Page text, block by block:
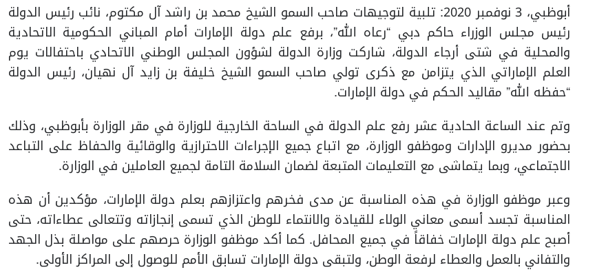
أبوظبي، 3 نوفمبر 2020: تلبية لتوجيهات صاحب السمو الشيخ محمد بن راشد آل مكتوم، نائب رئيس الدولة
رئيس مجلس الوزراء حاكم دبي “رعاه الله”، برفع علم دولة الإمارات أمام المباني الحكومية الاتحادية
والمحلية في شتى أرجاء الدولة، شاركت وزارة الدولة لشؤون المجلس الوطني الاتحادي باحتفالات يوم
العلم الإماراتي الذي يتزامن مع ذكرى تولي صاحب السمو الشيخ خليفة بن زايد آل نهيان، رئيس الدولة
“حفظه الله” مقاليد الحكم في دولة الإمارات.
وتم عند الساعة الحادية عشر رفع علم الدولة في الساحة الخارجية للوزارة في مقر الوزارة بأبوظبي، وذلك
بحضور مديرو الإدارات وموظفو الوزارة، مع اتباع جميع الإجراءات الاحترازية والوقائية والحفاظ على التباعد
الاجتماعي، وبما يتماشى مع التعليمات المتبعة لضمان السلامة التامة لجميع العاملين في الوزارة.
وعبر موظفو الوزارة في هذه المناسبة عن مدى فخرهم واعتزازهم بعلم دولة الإمارات، مؤكدين أن هذه
المناسبة تجسد أسمى معاني الولاء للقيادة والانتماء للوطن الذي تسمى إنجازاته وتتعالى عطاءاته، حتى
أصبح علم دولة الإمارات خفاقاً في جميع المحافل. كما أكد موظفو الوزارة حرصهم على مواصلة بذل الجهد
والتفاني بالعمل والعطاء لرفعة الوطن، ولتبقى دولة الإمارات تسابق الأمم للوصول إلى المراكز الأولى.